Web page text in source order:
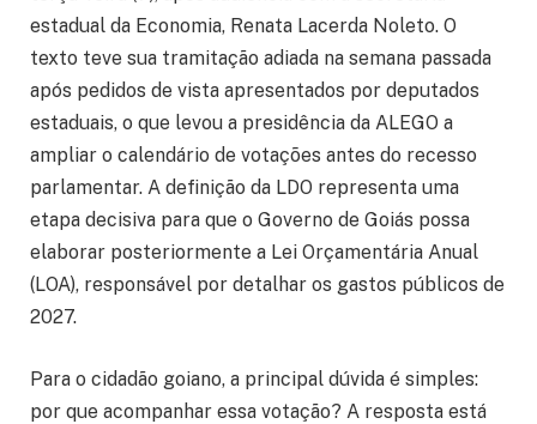
estadual da Economia, Renata Lacerda Noleto. O
texto teve sua tramitação adiada na semana passada
após pedidos de vista apresentados por deputados
estaduais, o que levou a presidência da ALEGO a
ampliar o calendário de votações antes do recesso
parlamentar. A definição da LDO representa uma
etapa decisiva para que o Governo de Goiás possa
elaborar posteriormente a Lei Orçamentária Anual
(LOA), responsável por detalhar os gastos públicos de
2027.
Para o cidadão goiano, a principal dúvida é simples:
por que acompanhar essa votação? A resposta está